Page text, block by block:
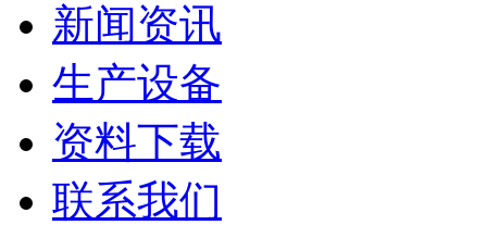
新闻资讯
生产设备
资料下载
联系我们